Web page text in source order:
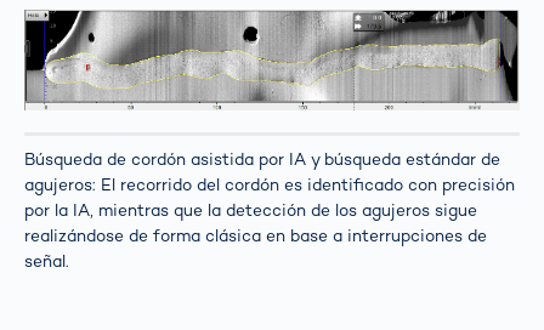
Búsqueda de cordón asistida por IA y búsqueda estándar de
agujeros: El recorrido del cordón es identificado con precisión
por la IA, mientras que la detección de los agujeros sigue
realizándose de forma clásica en base a interrupciones de
señal.